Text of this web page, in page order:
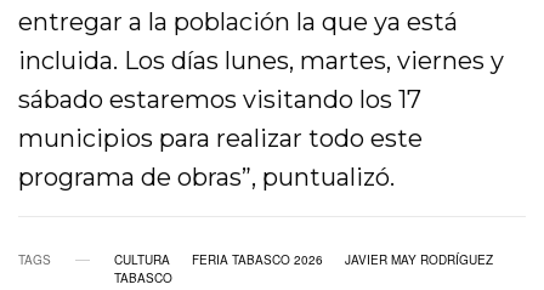
entregar a la población la que ya está
incluida. Los días lunes, martes, viernes y
sábado estaremos visitando los 17
municipios para realizar todo este
programa de obras”, puntualizó.
TAGS CULTURA FERIA TABASCO 2026
JAVIER MAY RODRÍGUEZ
TABASCO